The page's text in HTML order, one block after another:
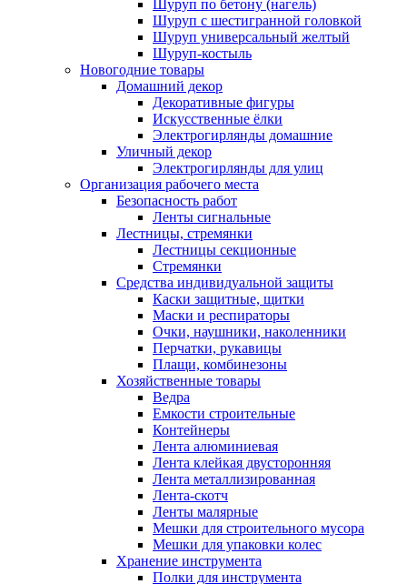
Шуруп по бетону (нагель)
Шуруп с шестигранной головкой
Шуруп универсальный желтый
Шуруп-костыль
Новогодние товары
Домашний декор
Декоративные фигуры
Искусственные ёлки
Электрогирлянды домашние
Уличный декор
Электрогирлянды для улиц
Организация рабочего места
Безопасность работ
Ленты сигнальные
Лестницы, стремянки
Лестницы секционные
Стремянки
Средства индивидуальной защиты
Каски защитные, щитки
Маски и респираторы
Очки, наушники, наколенники
Перчатки, рукавицы
Плащи, комбинезоны
Хозяйственные товары
Ведра
Емкости строительные
Контейнеры
Лента алюминиевая
Лента клейкая двусторонняя
Лента металлизированная
Лента-скотч
Ленты малярные
Мешки для строительного мусора
Мешки для упаковки колес
Хранение инструмента
Полки для инструмента